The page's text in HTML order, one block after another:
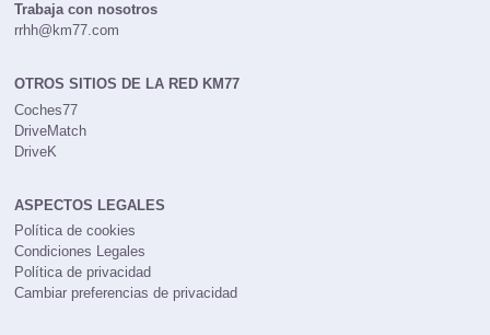
Trabaja con nosotros
rrhh@km77.com
OTROS SITIOS DE LA RED KM77
Coches77
DriveMatch
DriveK
ASPECTOS LEGALES
Política de cookies
Condiciones Legales
Política de privacidad
Cambiar preferencias de privacidad